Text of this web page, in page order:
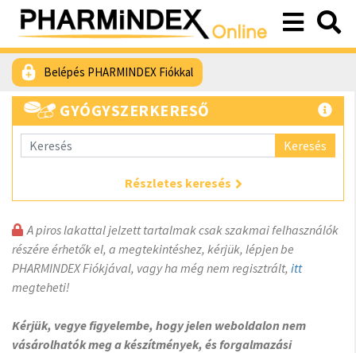
Belépés PHARMINDEX Fiókkal
GYÓGYSZERKERESŐ
Keresés
Részletes keresés
A piros lakattal jelzett tartalmak csak szakmai felhasználók
részére érhetők el, a megtekintéshez, kérjük, lépjen be
PHARMINDEX Fiókjával, vagy ha még nem regisztrált, itt
megteheti!
Kérjük, vegye figyelembe, hogy jelen weboldalon nem
vásárolhatók meg a készítmények, és forgalmazási